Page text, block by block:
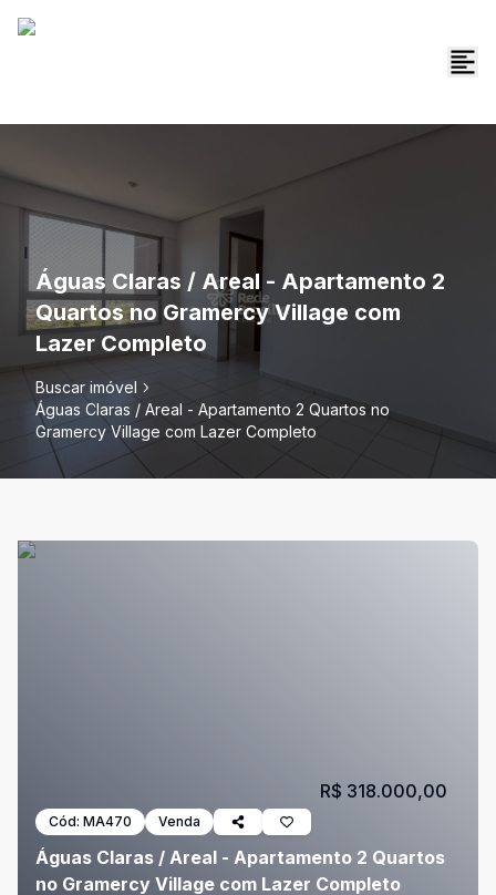
Águas Claras / Areal - Apartamento 2
Quartos no Gramercy Village com
Lazer Completo
Buscar imóvel
Águas Claras / Areal - Apartamento 2 Quartos no
Gramercy Village com Lazer Completo
Cód: MA470 Venda
Águas Claras / Areal - Apartamento 2 Quartos
no Gramercy Village com Lazer Completo
R$ 318.000,00